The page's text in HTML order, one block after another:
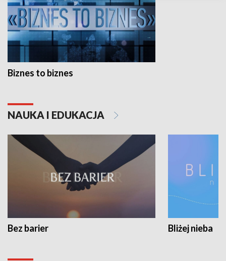
Biznes to biznes
NAUKA I EDUKACJA
Bez barier Bliżej nieba